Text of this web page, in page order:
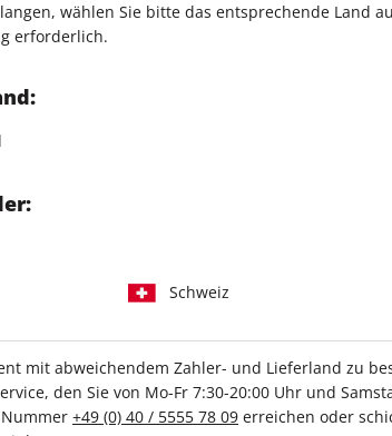
So reagieren die
einen Model-Doktor?
Ausgabe:
Sie das ePaper als
Sie Zugriff über die
wählen Sie bitte das entsprechende Land
erforderlich.
Schweiz
mit abweichendem Zahler- und Lieferland zu
den Sie von Mo-Fr 7:30-20:00 Uhr und
+49 (0) 40 / 5555 78 09 erreichen oder